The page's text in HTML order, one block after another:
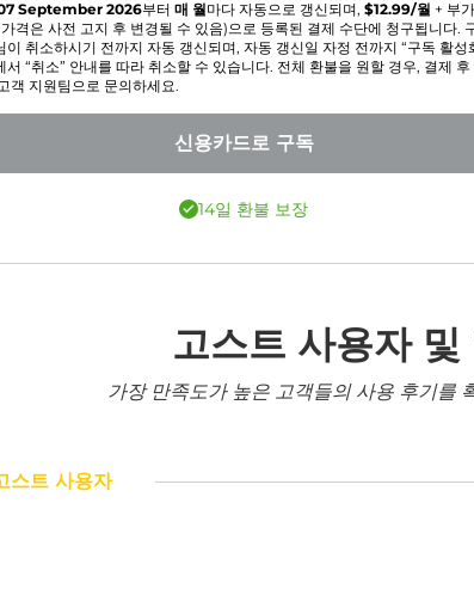
September 2026부터 매 월마다 자동으로 갱신되며, $12.99/월 + 부
격은 사전 고지 후 변경될 수 있음)으로 등록된 결제 수단에 청구됩니다.
이 취소하시기 전까지 자동 갱신되며, 자동 갱신일 자정 전까지 “구독 활성
서 “취소” 안내를 따라 취소할 수 있습니다. 전체 환불을 원할 경우, 결제 후
객 지원팀으로 문의하세요.
신용카드로 구독
14일 환불 보장
고스트 사용자
가장 만족도가 높은 고객들의 사용 후기를
스트 사용자